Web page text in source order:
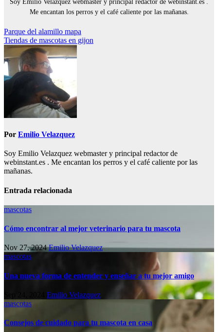
Soy Emilio Velazquez webmaster y principal redactor de webinstant.es .
Me encantan los perros y el café caliente por las mañanas.
Navegación
de
entradas
Parque del alamillo mapa
Tiendas de mascotas en gijon
Por Emilio Velazquez
Soy Emilio Velazquez webmaster y principal redactor de
webinstant.es . Me encantan los perros y el café caliente por las
mañanas.
Entrada relacionada
mascotas
Cómo encontrar al mejor veterinario para tu mascota
Nov 27, 2024Emilio Velazquez
mascotas
Una nueva forma de entender y enseñar a tu mejor amigo
Emilio Velazquez
mascotas
Consejos de cuidado para tu mascota en casa